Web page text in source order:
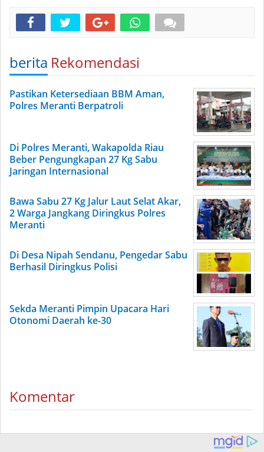
berita Rekomendasi
Pastikan Ketersediaan BBM Aman,
Polres Meranti Berpatroli
Di Polres Meranti, Wakapolda Riau
Beber Pengungkapan 27 Kg Sabu
Jaringan Internasional
Bawa Sabu 27 Kg Jalur Laut Selat Akar,
2 Warga Jangkang Diringkus Polres
Meranti
Di Desa Nipah Sendanu, Pengedar Sabu
Berhasil Diringkus Polisi
Sekda Meranti Pimpin Upacara Hari
Otonomi Daerah ke-30
Komentar